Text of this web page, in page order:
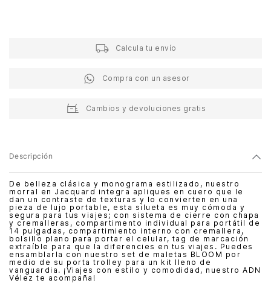
Calcula tu envío
Compra con un asesor
Cambios y devoluciones gratis
Descripción
De belleza clásica y monograma estilizado, nuestro
morral en Jacquard integra apliques en cuero que le
dan un contraste de texturas y lo convierten en una
pieza de lujo portable, esta silueta es muy cómoda y
segura para tus viajes; con sistema de cierre con chapa
y cremalleras, compartimento individual para portátil de
14 pulgadas, compartimiento interno con cremallera,
bolsillo plano para portar el celular, tag de marcación
extraíble para que la diferencies en tus viajes. Puedes
ensamblarla con nuestro set de maletas BLOOM por
medio de su porta trolley para un kit lleno de
vanguardia. ¡Viajes con estilo y comodidad, nuestro ADN
Vélez te acompaña!